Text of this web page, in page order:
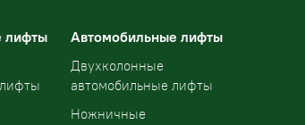
лифты
Автомобильные лифты
Двухколонные
автомобильные лифты
Ножничные